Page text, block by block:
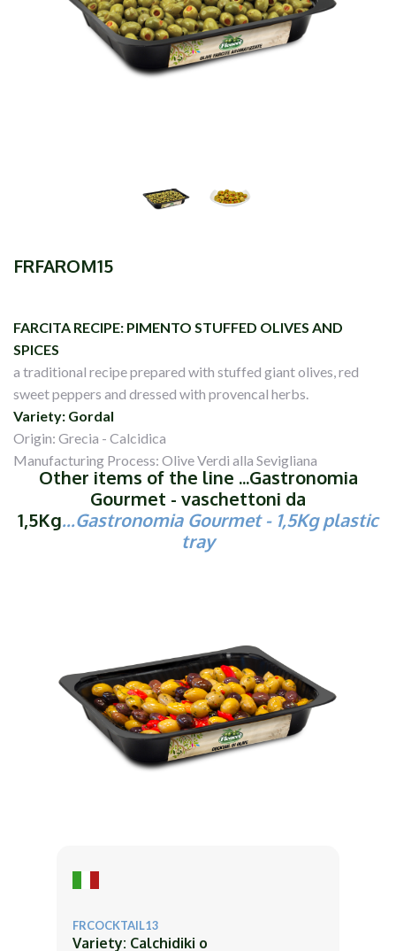
FRFAROM15
FARCITA RECIPE: PIMENTO STUFFED OLIVES AND
SPICES
a traditional recipe prepared with stuffed giant olives, red
sweet peppers and dressed with provencal herbs.
Variety: Gordal
Origin: Grecia - Calcidica
Manufacturing Process: Olive Verdi alla Sevigliana
Other items of the line ...Gastronomia
Gourmet - vaschettoni da
1,5Kg...Gastronomia Gourmet- 1,5Kg plastic
tray
FRCOCKTAIL13
Variety: Calchidiki o